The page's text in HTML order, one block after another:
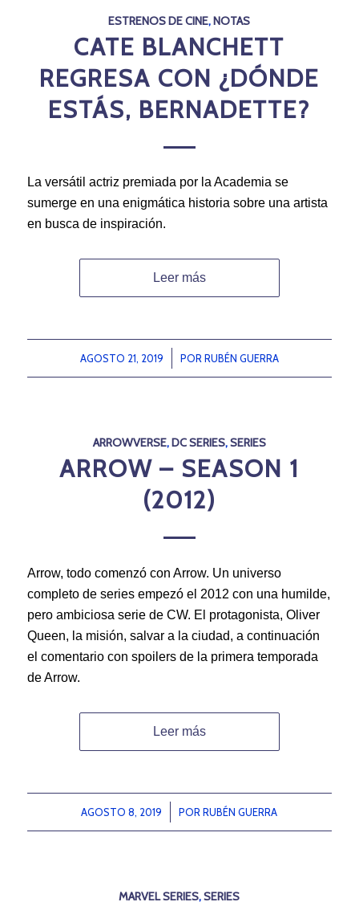
ESTRENOS DE CINE,NOTAS
CATE BLANCHETT
REGRESA CON ¿DÓNDE
ESTÁS, BERNADETTE?
La versátil actriz premiada por la Academia se
sumerge en una enigmática historia sobre una artista
en busca de inspiración.
Leer más
AGOSTO 21, 2019
/ POR RUBÉN GUERRA
ARROWVERSE,DC SERIES,SERIES
ARROW – SEASON 1
(2012)
Arrow, todo comenzó con Arrow. Un universo
completo de series empezó el 2012 con una humilde,
pero ambiciosa serie de CW. El protagonista, Oliver
Queen, la misión, salvar a la ciudad, a continuación
el comentario con spoilers de la primera temporada
de Arrow.
Leer más
AGOSTO 8, 2019
/ PORRUBÉN GUERRA
MARVEL SERIES,SERIES